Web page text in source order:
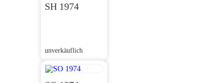
SH 1974
unverkäuflich